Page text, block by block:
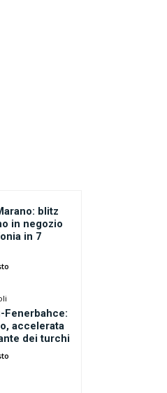
blitz
in negozio
in 7
Fenerbahce:
accelerata
dei turchi